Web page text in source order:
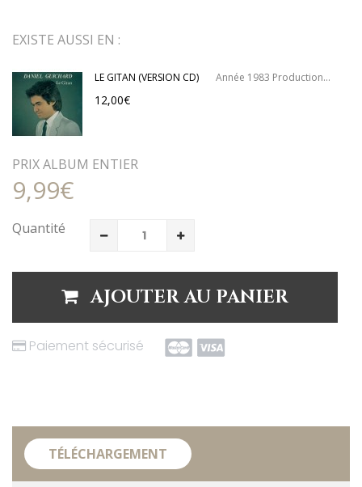
EXISTE AUSSI EN :
LE GITAN (VERSION CD) Année 1983 Production...
12,00€
PRIX ALBUM ENTIER
9,99€
Quantité
AJOUTER AU PANIER
Paiement sécurisé
TÉLÉCHARGEMENT